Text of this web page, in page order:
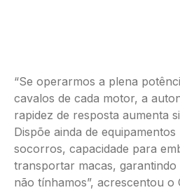
“Se operarmos a plena
cavalos de cada motor, a
rapidez de resposta aumenta
Dispõe ainda de
socorros, capacidade para
transportar macas, garantindo
não tínhamos”, acrescentou o